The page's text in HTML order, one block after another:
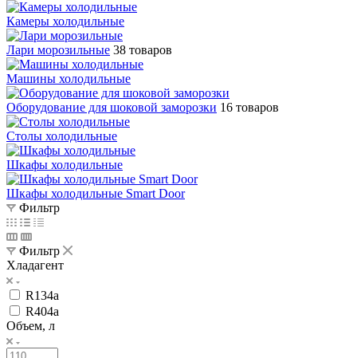
Камеры холодильные
Лари морозильные 38 товаров
Машины холодильные
Оборудование для шоковой заморозки 16 товаров
Столы холодильные
Шкафы холодильные
Шкафы холодильные Smart Door
Фильтр
Фильтр
Хладагент
R134a
R404a
Объем, л